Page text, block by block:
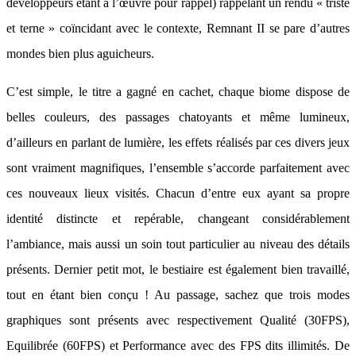
développeurs étant à l’œuvre pour rappel) rappelant un rendu « triste
et terne » coïncidant avec le contexte, Remnant II se pare d’autres
mondes bien plus aguicheurs.
C’est simple, le titre a gagné en cachet, chaque biome dispose de
belles couleurs, des passages chatoyants et même lumineux,
d’ailleurs en parlant de lumière, les effets réalisés par ces divers jeux
sont vraiment magnifiques, l’ensemble s’accorde parfaitement avec
ces nouveaux lieux visités. Chacun d’entre eux ayant sa propre
identité distincte et repérable, changeant considérablement
l’ambiance, mais aussi un soin tout particulier au niveau des détails
présents. Dernier petit mot, le bestiaire est également bien travaillé,
tout en étant bien conçu ! Au passage, sachez que trois modes
graphiques sont présents avec respectivement Qualité (30FPS),
Equilibrée (60FPS) et Performance avec des FPS dits illimités. De